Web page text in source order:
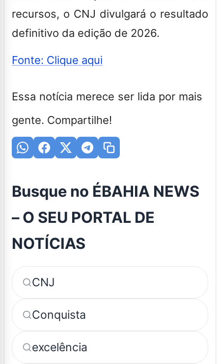
recursos, o CNJ divulgará o resultado
definitivo da edição de 2026.
Fonte: Clique aqui
Essa notícia merece ser lida por mais
gente. Compartilhe!
Busque no ÉBAHIA NEWS
– O SEU PORTAL DE
NOTÍCIAS
CNJ
Conquista
excelência